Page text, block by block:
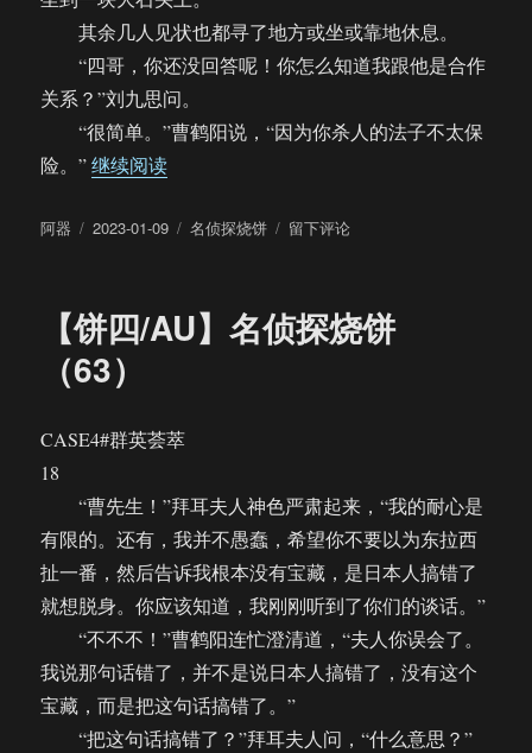
其余几人见状也都寻了地方或坐或靠地休息。
“四哥，你还没回答呢！你怎么知道我跟他是合作
关系？”刘九思问。
“很简单。”曹鹤阳说，“因为你杀人的法子不太保
险。”继续阅读“【饼四/AU】名侦探烧饼（完）”
作
阿器
发
2023-01-09
分
名侦探烧饼
于
侦
探
留下评论
【饼四/AU】名侦探烧饼
（63）
CASE4#群英荟萃
18
“曹先生！”拜耳夫人神色严肃起来，“我的耐心是
有限的。还有，我并不愚蠢，希望你不要以为东拉西
扯一番，然后告诉我根本没有宝藏，是日本人搞错了
就想脱身。你应该知道，我刚刚听到了你们的谈话。”
“不不不！”曹鹤阳连忙澄清道，“夫人你误会了。
我说那句话错了，并不是说日本人搞错了，没有这个
宝藏，而是把这句话搞错了。”
“把这句话搞错了？”拜耳夫人问，“什么意思？”